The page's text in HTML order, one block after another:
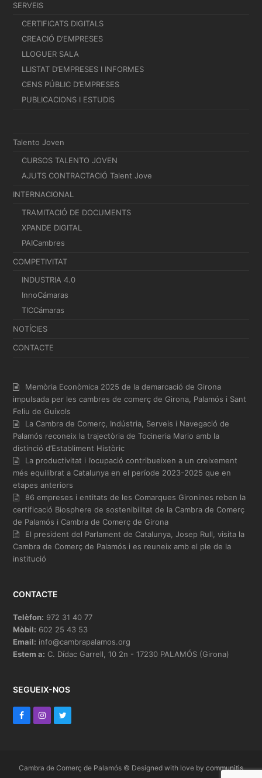
SERVEIS
CERTIFICATS DIGITALS
CREACIÓ D’EMPRESES
LLOGUER SALA
LLISTAT D’EMPRESES I INFORMES
CENS PÚBLIC D’EMPRESES
PUBLICACIONS I ESTUDIS
Talento Joven
CURSOS TALENTO JOVEN
AJUTS CONTRACTACIÓ Talent Jove
INTERNACIONAL
TRAMITACIÓ DE DOCUMENTS
XPANDE DIGITAL
PAICambres
COMPETIVITAT
INDUSTRIA 4.0
InnoCámaras
TICCámaras
NOTÍCIES
CONTACTE
Memòria Econòmica 2025 de la demarcació de Girona
impulsada per les cambres de comerç de Girona, Palamós i Sant
Feliu de Guíxols
La Cambra de Comerç, Indústria, Serveis i Navegació de
Palamós reconeix la trajectòria de Tocineria Mario amb la
distinció d’Establiment Històric
La productivitat i l’ocupació contribueixen a un creixement
més equilibrat a Catalunya en el període 2023-2025 que en
etapes anteriors
86 empreses i entitats de les Comarques Gironines reben la
certificació Biosphere de sostenibilitat de la Cambra de Comerç
de Palamós i Cambra de Comerç de Girona
El president del Parlament de Catalunya, Josep Rull, visita la
Cambra de Comerç de Palamós i es reuneix amb el ple de la
institució
CONTACTE
Telèfon: 972 31 40 77
Mòbil: 602 25 43 53
Email: info@cambrapalamos.org
Estem a: C. Dídac Garrell, 10 2n - 17230 PALAMÓS (Girona)
SEGUEIX-NOS
e
t
t
Cambra de Comerç de Palamós © Designed with love by communitis